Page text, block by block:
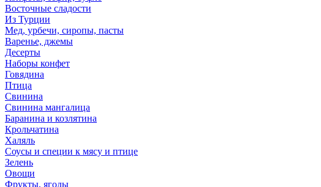
Восточные сладости
Из Турции
Мед, урбечи, сиропы, пасты
Варенье, джемы
Десерты
Наборы конфет
Говядина
Птица
Свинина
Свинина мангалица
Баранина и козлятина
Крольчатина
Халяль
Соусы и специи к мясу и птице
Зелень
Овощи
Фрукты, ягоды